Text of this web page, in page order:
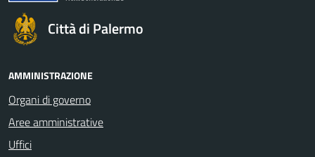
Città di Palermo
AMMINISTRAZIONE
Organi di governo
Aree amministrative
Uffici